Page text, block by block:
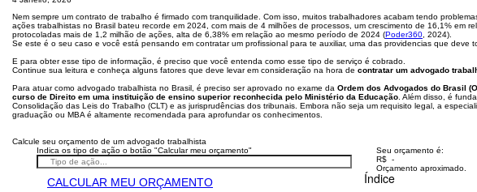
Nem sempre um contrato de trabalho é firmado com tranquilidade. Com isso, muitos trabalhadores acabam tendo
ações trabalhistas no Brasil bateu recorde em 2024, com mais de 4 milhões de processos, um crescimento de 16,1% em
protocoladas mais de 1,2 milhão de ações, alta de 6,38% em relação ao mesmo período de 2024 (Poder360 , 2024).
Se este é o seu caso e você está pensando em contratar um profissional para te auxiliar, uma das providencias que deve
E para obter esse tipo de informação, é preciso que você entenda como esse tipo de serviço é cobrado.
Continue sua leitura e conheça alguns fatores que deve levar em consideração na hora de contratar um advogado
Para atuar como advogado trabalhista no Brasil, é preciso ser aprovado no exame da Ordem dos Advogados do Brasil
curso de Direito em uma instituição de ensino superior reconhecida pelo Ministério da Educação . Além disso, é
Consolidação das Leis do Trabalho (CLT) e as jurisprudências dos tribunais. Embora não seja um requisito legal, a
graduação ou MBA é altamente recomendada para aprofundar os conhecimentos.
Calcule seu orçamento de um advogado trabalhista
Indica os tipo de ação o botão "Calcular meu orçamento"
CALCULAR MEU ORÇAMENTO
Seu orçamento é:
R$ -
Orçamento aproximado.
Índice